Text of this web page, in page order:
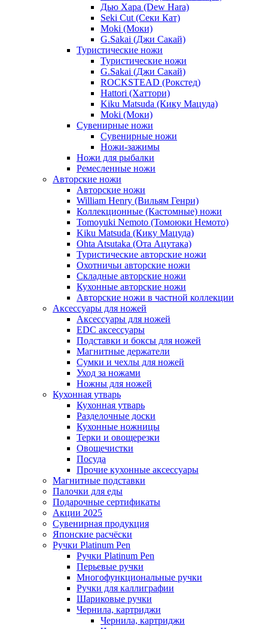
Дью Хара (Dew Hara)
Seki Cut (Секи Кат)
Moki (Моки)
G.Sakai (Джи Сакай)
Туристические ножи
Туристические ножи
G.Sakai (Джи Сакай)
ROCKSTEAD (Рокстед)
Hattori (Хаттори)
Kiku Matsuda (Кику Мацуда)
Moki (Моки)
Сувенирные ножи
Сувенирные ножи
Ножи-зажимы
Ножи для рыбалки
Ремесленные ножи
Авторские ножи
Авторские ножи
William Henry (Вильям Генри)
Коллекционные (Кастомные) ножи
Tomoyuki Nemoto (Томоюки Немото)
Kiku Matsuda (Кику Мацуда)
Ohta Atsutaka (Ота Ацутака)
Туристические авторские ножи
Охотничьи авторские ножи
Складные авторские ножи
Кухонные авторские ножи
Авторские ножи в частной коллекции
Аксессуары для ножей
Аксессуары для ножей
EDC аксессуары
Подставки и боксы для ножей
Магнитные держатели
Сумки и чехлы для ножей
Уход за ножами
Ножны для ножей
Кухонная утварь
Кухонная утварь
Разделочные доски
Кухонные ножницы
Терки и овощерезки
Овощечистки
Посуда
Прочие кухонные аксессуары
Магнитные подставки
Палочки для еды
Подарочные сертификаты
Акции 2025
Сувенирная продукция
Японские расчёски
Ручки Platinum Pen
Ручки Platinum Pen
Перьевые ручки
Многофункциональные ручки
Ручки для каллиграфии
Шариковые ручки
Чернила, картриджи
Чернила, картриджи